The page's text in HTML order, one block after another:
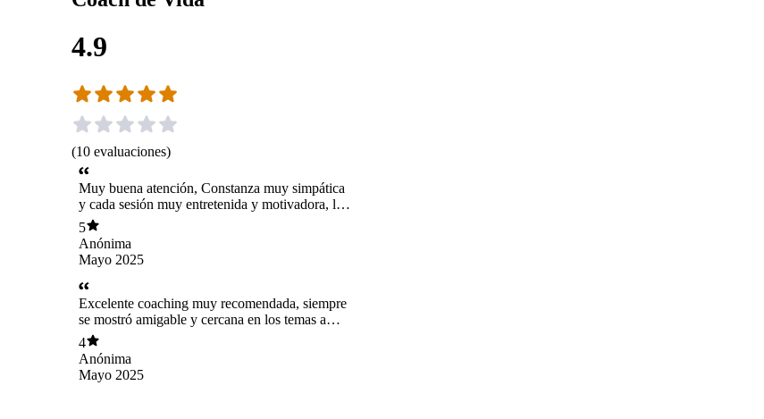
4.9
(10 evaluaciones)
Muy buena atención, Constanza muy simpática
y cada sesión muy entretenida y motivadora, la
recomiendo 100%
5
Anónima
Mayo 2025
Excelente coaching muy recomendada, siempre
se mostró amigable y cercana en los temas a
tratar ! Muchas gracias Constanza por todo!!
4
Anónima
Mayo 2025